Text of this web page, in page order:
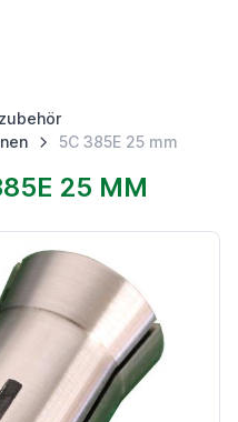
5C 385E 25 mm
25 MM